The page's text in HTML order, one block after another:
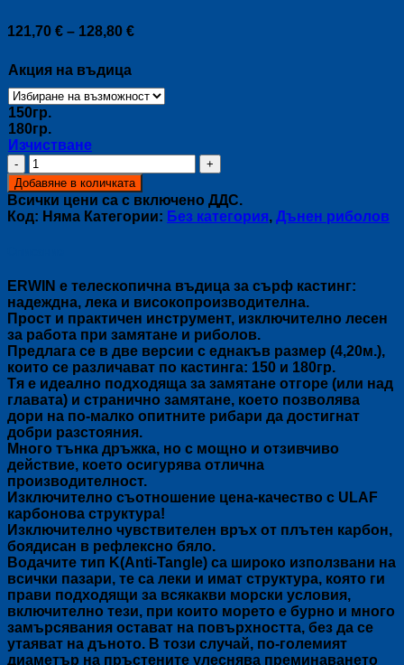
121,70 € – 128,80 €Price
128,80 €
Акция на въдица
150гр.
180гр.
Изчистване
количество
за
Въдица
за
сърф
Добавяне в количката
Всички цени са с включено ДДС.
Код: Няма Категории: Без категория, Дънен риболов
ERWIN е телескопична въдица за сърф кастинг:
надеждна, лека и високопроизводителна.
Прост и практичен инструмент, изключително лесен
за работа при замятане и риболов.
Предлага се в две версии с еднакъв размер (4,20м.),
които се различават по кастинга: 150 и 180гр.
Тя е идеално подходяща за замятане отгоре (или над
главата) и странично замятане, което позволява
дори на по-малко опитните рибари да достигнат
добри разстояния.
Много тънка дръжка, но с мощно и отзивчиво
действие, което осигурява отлична
производителност.
Изключително съотношение цена-качество с ULAF
карбонова структура!
Изключително чувствителен връх от плътен карбон,
боядисан в рефлексно бяло.
Водачите тип K(Anti-Tangle) са широко използвани на
всички пазари, те са леки и имат структура, която ги
прави подходящи за всякакви морски условия,
включително тези, при които морето е бурно и много
замърсявания остават на повърхността, без да се
утаяват на дъното. В този случай, по-големият
диаметър на пръстените улеснява преминаването